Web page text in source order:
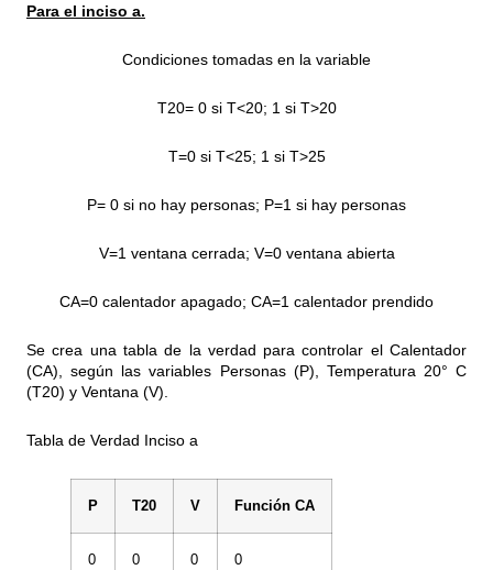
Para el inciso a.
Condiciones tomadas en la variable
T20= 0 si T<20; 1 si T>20
T=0 si T<25; 1 si T>25
P= 0 si no hay personas; P=1 si hay personas
V=1 ventana cerrada; V=0 ventana abierta
CA=0 calentador apagado; CA=1 calentador prendido
Se crea una tabla de la verdad para controlar el Calentador
(CA), según las variables Personas (P), Temperatura 20° C
(T20) y Ventana (V).
Tabla de Verdad Inciso a
P T20 V Función CA
0 0 0 0